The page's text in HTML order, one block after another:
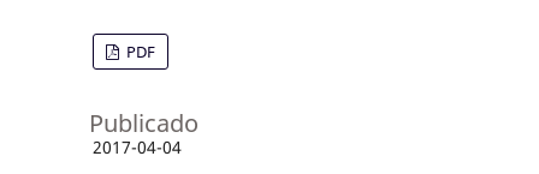
PDF
Publicado
2017-04-04